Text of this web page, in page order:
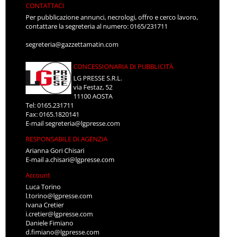
CONTATTACI
Per pubblicazione annunci, necrologi, offro e cerco lavoro,
contattare la segreteria al numero: 0165/231711
segreteria@gazzettamatin.com
CONCESSIONARIA DI PUBBLICITÀ
LG PRESSE S.R.L.
via Festaz, 52
11100 AOSTA
Tel: 0165.231711
Fax: 0165.1820141
E-mailsegreteria@lgpresse.com
RESPONSABILE DI AGENZIA
Arianna Gori Chisari
E-maila.chisari@lgpresse.com
Account
Luca Torino
l.torino@lgpresse.com
Ivana Cretier
i.cretier@lgpresse.com
Daniele Fimiano
d.fimiano@lgpresse.com